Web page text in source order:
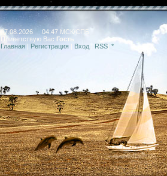
07.08.2026 04:47 МСК/СПБ
Приветствую Вас Гость
Главная | Регистрация | Вход RSS *